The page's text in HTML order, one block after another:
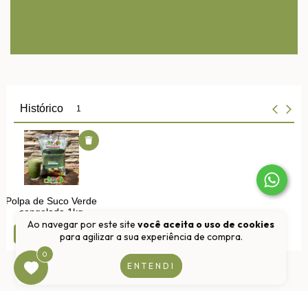
Ao navegar por este sitevocê aceita o uso de cookies
para agilizar a sua experiência de compra.
ENTENDI
0